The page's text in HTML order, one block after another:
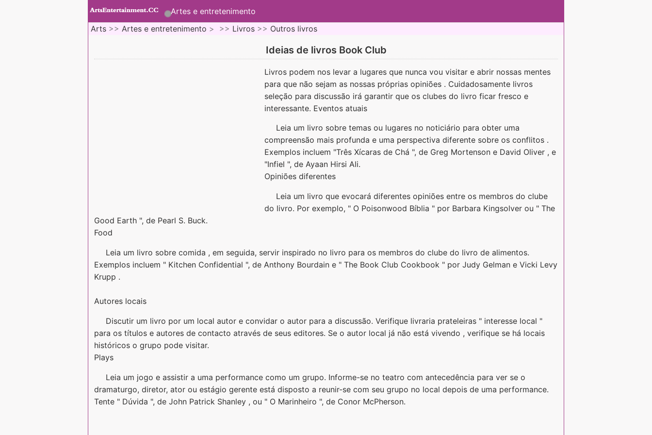
Artes e entretenimento
Arts >> Artes e entretenimento > >> Livros >> Outros livros
Ideias de livros Book Club
Livros podem nos levar a lugares que nunca vou visitar e abrir nossas mentes
para que não sejam as nossas próprias opiniões . Cuidadosamente livros
seleção para discussão irá garantir que os clubes do livro ficar fresco e
interessante. Eventos atuais
Leia um livro sobre temas ou lugares no noticiário para obter uma
compreensão mais profunda e uma perspectiva diferente sobre os conflitos .
Exemplos incluem "Três Xícaras de Chá ", de Greg Mortenson e David Oliver , e
"Infiel ", de Ayaan Hirsi Ali.
Opiniões diferentes
Leia um livro que evocará diferentes opiniões entre os membros do clube
do livro. Por exemplo, " O Poisonwood Bíblia " por Barbara Kingsolver ou " The
Good Earth ", de Pearl S. Buck.
Food
Leia um livro sobre comida , em seguida, servir inspirado no livro para os membros do clube do livro de alimentos.
Exemplos incluem " Kitchen Confidential ", de Anthony Bourdain e " The Book Club Cookbook " por Judy Gelman e Vicki Levy
Krupp .
Autores locais
Discutir um livro por um local autor e convidar o autor para a discussão. Verifique livraria prateleiras " interesse local "
para os títulos e autores de contacto através de seus editores. Se o autor local já não está vivendo , verifique se há locais
históricos o grupo pode visitar.
Plays
Leia um jogo e assistir a uma performance como um grupo. Informe-se no teatro com antecedência para ver se o
dramaturgo, diretor, ator ou estágio gerente está disposto a reunir-se com seu grupo no local depois de uma performance.
Tente " Dúvida ", de John Patrick Shanley , ou " O Marinheiro ", de Conor McPherson.